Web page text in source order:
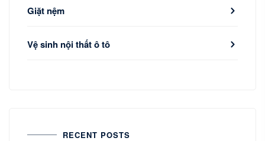
Giặt nệm
Vệ sinh nội thất ô tô
RECENT POSTS